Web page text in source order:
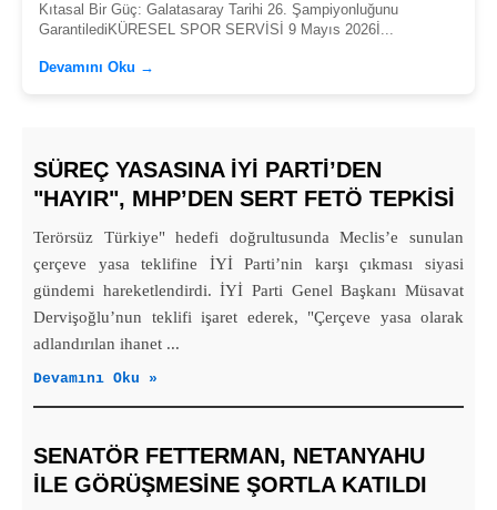
Kıtasal Bir Güç: Galatasaray Tarihi 26. Şampiyonluğunu
GarantilediKÜRESEL SPOR SERVİSİ 9 Mayıs 2026İ...
Devamını Oku →
SÜREÇ YASASINA İYİ PARTI’DEN
"HAYIR", MHP’DEN SERT FETÖ TEPKISI
Terörsüz Türkiye" hedefi doğrultusunda Meclis’e sunulan
çerçeve yasa teklifine İYİ Parti’nin karşı çıkması siyasi
gündemi hareketlendirdi. İYİ Parti Genel Başkanı Müsavat
Dervişoğlu’nun teklifi işaret ederek, "Çerçeve yasa olarak
adlandırılan ihanet ...
Devamını Oku »
SENATÖR FETTERMAN, NETANYAHU
ILE GÖRÜŞMESINE ŞORTLA KATILDI